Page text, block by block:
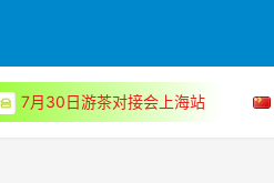
7月30日游茶对接会上海站